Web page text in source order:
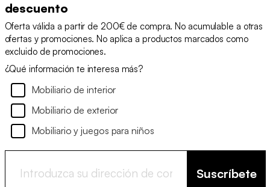
descuento
Oferta válida a partir de 200€ de compra. No acumulable a otras
ofertas y promociones. No aplica a productos marcados como
excluido de promociones.
¿Qué información te interesa más?
Mobiliario de interior
Mobiliario de exterior
Mobiliario y juegos para niños
Suscríbete